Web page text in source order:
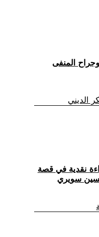
المنفى
الديني
نقدية في قصة
سويري